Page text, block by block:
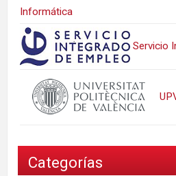
Informática
Servicio
Categorías